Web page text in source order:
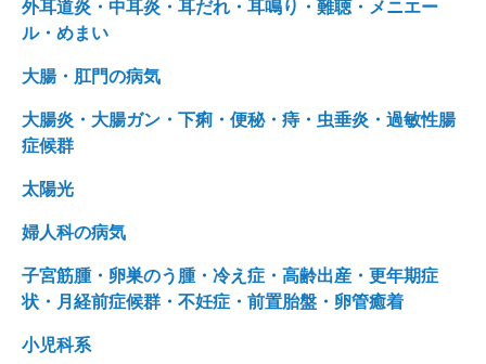
外耳道炎・中耳炎・耳だれ・耳鳴り・難聴・メニエー
ル・めまい
大腸・肛門の病気
大腸炎・大腸ガン・下痢・便秘・痔・虫垂炎・過敏性腸
症候群
太陽光
婦人科の病気
子宮筋腫・卵巣のう腫・冷え症・高齢出産・更年期症
状・月経前症候群・不妊症・前置胎盤・卵管癒着
小児科系